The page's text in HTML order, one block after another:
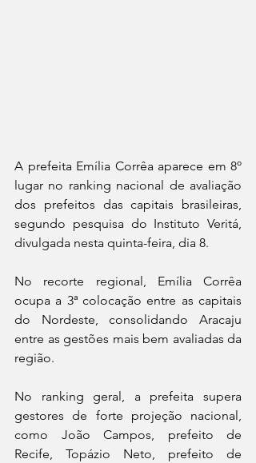
A prefeita Emília Corrêa aparece em 8º
lugar no ranking nacional de avaliação
dos prefeitos das capitais brasileiras,
segundo pesquisa do Instituto Veritá,
divulgada nesta quinta-feira, dia 8.
No recorte regional, Emília Corrêa
ocupa a 3ª colocação entre as capitais
do Nordeste, consolidando Aracaju
entre as gestões mais bem avaliadas da
região.
No ranking geral, a prefeita supera
gestores de forte projeção nacional,
como João Campos, prefeito de
Recife, Topázio Neto, prefeito de